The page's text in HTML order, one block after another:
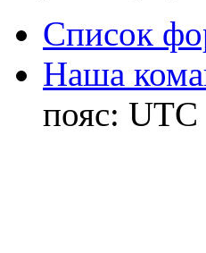
Список
Наша
пояс: UTC